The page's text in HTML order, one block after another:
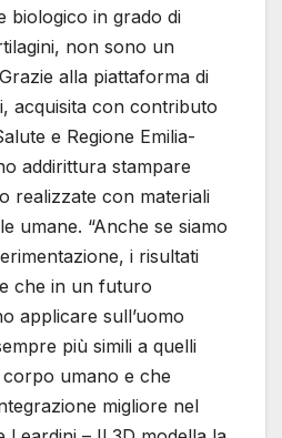
biologico in grado di
non sono un
alla piattaforma di
acquisita con contributo
e Regione Emilia-
addirittura stampare
realizzate con materiali
umane. “Anche se siamo
i risultati
che in un futuro
applicare sull’uomo
più simili a quelli
umano e che
migliore nel